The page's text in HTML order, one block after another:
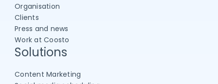
Organisation
Clients
Press and news
Work at Coosto
Solutions
Content Marketing